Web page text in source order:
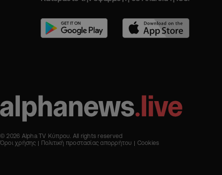
© 2026 Alpha TV Κύπρου. All rights reserved
Όροι χρήσης
Πολιτική προστασίας απορρήτου Cookies